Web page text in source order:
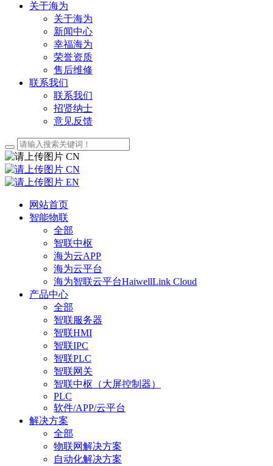
关于海为
关于海为
新闻中心
幸福海为
荣誉资质
售后维修
联系我们
联系我们
招贤纳士
意见反馈
CN
CN
EN
网站首页
智能物联
全部
智联中枢
海为云APP
海为云平台
海为智联云平台HaiwellLink Cloud
产品中心
全部
智联服务器
智联HMI
智联IPC
智联PLC
智联网关
智联中枢（大屏控制器）
PLC
软件/APP/云平台
解决方案
全部
物联网解决方案
自动化解决方案